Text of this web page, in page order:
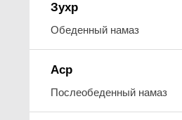
Зухр
Обеденный намаз
Аср
Послеобеденный намаз